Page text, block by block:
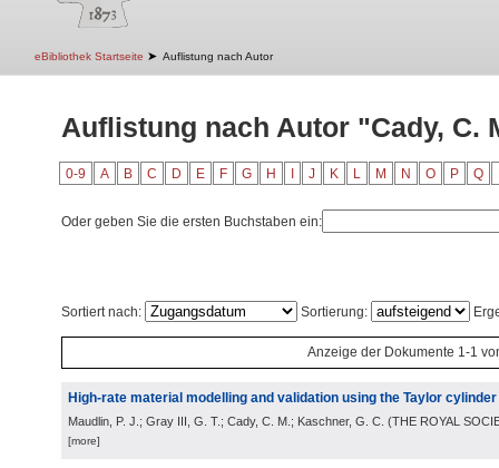
eBibliothek Startseite ➤ Auflistung nach Autor
Auflistung nach Autor "Cady, C.
0-9 A B C D E F G H J K L M N O P Q
Oder geben Sie die ersten Buchstaben ein:
Sortiert nach: Sortierung:
Anzeige der Dokumente 1-1
High-rate material modelling and validation using the Taylor
Maudlin, P. J.; Gray III, G. T.; Cady, C. M.; Kaschner, G. C. (THE ROYAL
[more]